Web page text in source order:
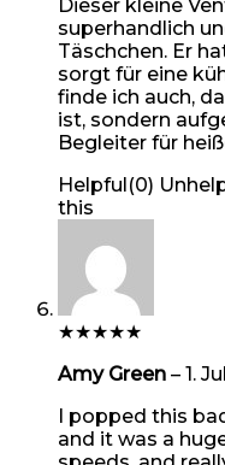
Dieser kleine
superhandlich
Täschchen. Er
sorgt für eine
finde ich auch,
ist, sondern
Begleiter für
Helpful(0)
this
★★★★★
Amy Green – 1.
I popped this
and it was a